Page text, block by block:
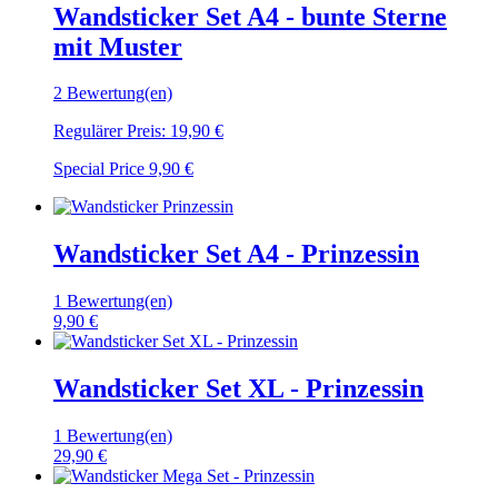
Wandsticker Set A4 - bunte Sterne
mit Muster
2 Bewertung(en)
Regulärer Preis: 19,90 €
Special Price 9,90 €
Wandsticker Set A4 - Prinzessin
1 Bewertung(en)
9,90 €
Wandsticker Set XL - Prinzessin
1 Bewertung(en)
29,90 €